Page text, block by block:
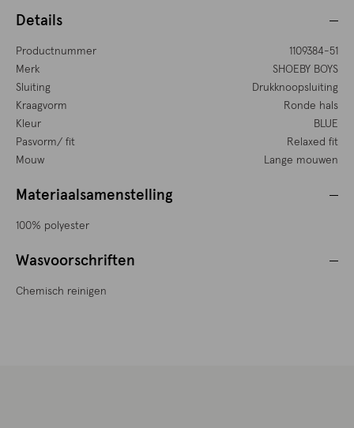
Details
Productnummer
1109384-51
Merk
SHOEBY BOYS
Sluiting
Drukknoopsluiting
Kraagvorm
Ronde hals
Kleur
BLUE
Pasvorm/ fit
Relaxed fit
Mouw
Lange mouwen
Materiaalsamenstelling
100% polyester
Wasvoorschriften
Chemisch reinigen